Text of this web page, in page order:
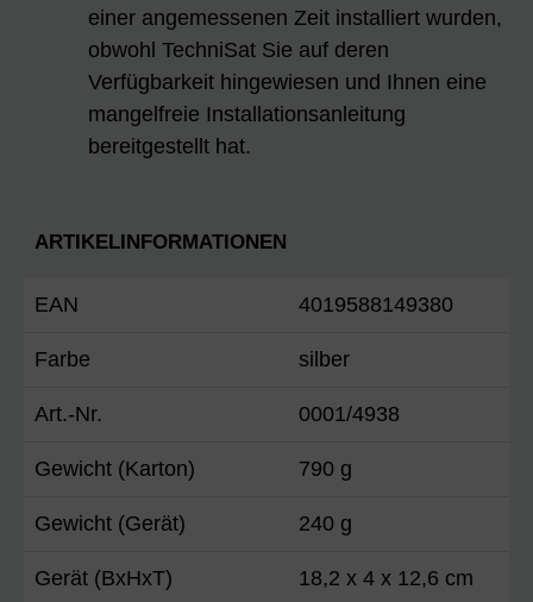
einer angemessenen Zeit installiert wurden,
obwohl TechniSat Sie auf deren
Verfügbarkeit hingewiesen und Ihnen eine
mangelfreie Installationsanleitung
bereitgestellt hat.
ARTIKELINFORMATIONEN
EAN 4019588149380
Farbe silber
Art.-Nr. 0001/4938
Gewicht (Karton) 790 g
Gewicht (Gerät) 240 g
Gerät (BxHxT) 18,2 x 4 x 12,6 cm